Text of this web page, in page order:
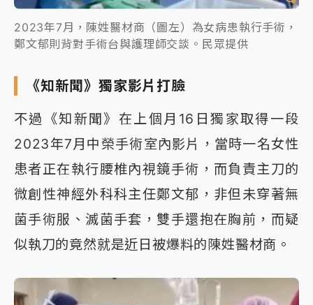
2023年7月，陳姓醫材商（圖左）為女病患執行手術，
鄭文郁則背對手術台與護理師交談。民眾提供
《知新聞》獨家影片打臉
不過《知新聞》在上個月16日獨家取得一段
2023年7月中榮手術室內影片，當時一名女性
患者正在執行腰椎內視鏡手術，而負責主刀的
微創性神經外科科主任鄭文郁，非但未穿著無
菌手術服、滅菌手套，雙手還抱在胸前，而疑
似執刀的竟然就是近日被爆料的陳姓醫材商。